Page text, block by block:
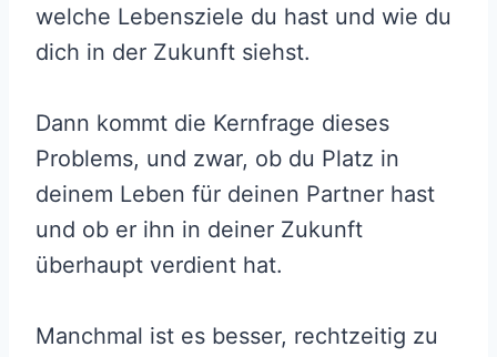
welche Lebensziele du hast und wie du
dich in der Zukunft siehst.
Dann kommt die Kernfrage dieses
Problems, und zwar, ob du Platz in
deinem Leben für deinen Partner hast
und ob er ihn in deiner Zukunft
überhaupt verdient hat.
Manchmal ist es besser, rechtzeitig zu